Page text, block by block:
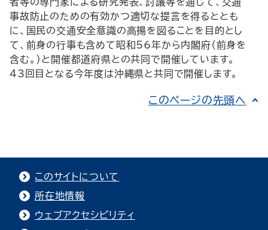
事故防止のための有効かつ適切な提言を得るととも
に、国民の交通安全意識の高揚を図ることを目的とし
て、前身の行事も含めて昭和56年から内閣府（前身を
含む。）と開催都道府県との共同で開催しています。
43回目となる今年度は沖縄県と共同で開催します。
このページの先頭へ
このサイトについて
所在地情報
ウェブアクセシビリティ